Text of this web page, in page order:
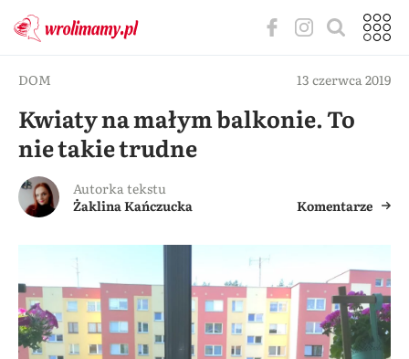
DOM 13 czerwca 2019
Kwiaty na małym balkonie. To
nie takie trudne
Autorka tekstu
Żaklina Kańczucka
Komentarze